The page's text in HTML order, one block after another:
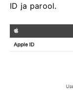
ID ja parool.